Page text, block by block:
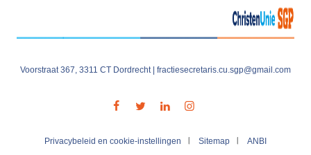
Voorstraat 367, 3311 CT Dordrecht | fractiesecretaris.cu.sgp@gmail.com
Privacybeleid en cookie-instellingen Sitemap ANBI